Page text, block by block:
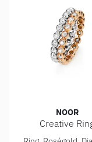
NOOR
Creative
Noor Creative